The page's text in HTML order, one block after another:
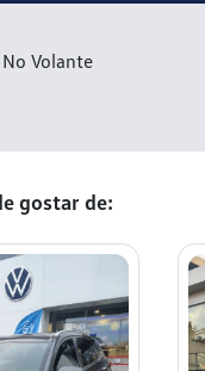
Volante
gostar de: